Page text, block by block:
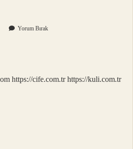
Yorum Bırak
https://cife.com.tr https://kuli.com.tr